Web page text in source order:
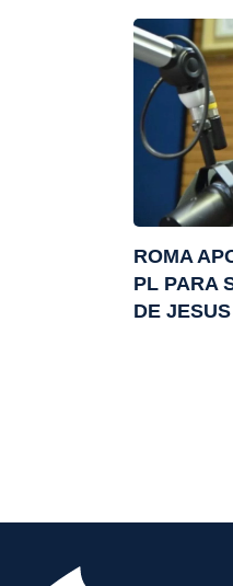
ROMA
PL PARA
DE JESUS